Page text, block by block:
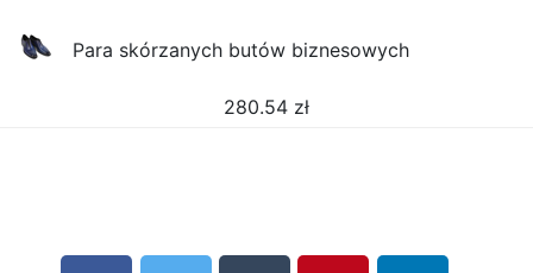
Para skórzanych butów biznesowych
280.54 zł